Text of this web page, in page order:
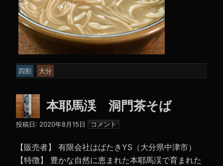
四割 大分
本耶馬渓 洞門茶そば
投稿日: 2020年8月15日 コメント
【販売者】 有限会社はばたきYS（大分県中津市）
【特徴】 豊かな自然に恵まれた本耶馬渓で育まれた